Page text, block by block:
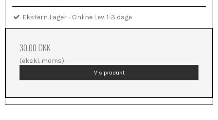
Ekstern Lager - Online Lev. 1-3 dage
30,00 DKK
(ekskl. moms)
Vis produkt